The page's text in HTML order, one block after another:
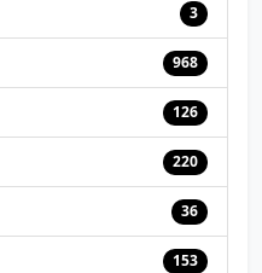
3
968
126
220
36
153